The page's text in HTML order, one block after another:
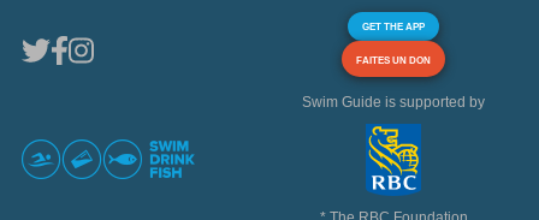
GET THE APP
FAITES UN DON
Swim Guide is supported by